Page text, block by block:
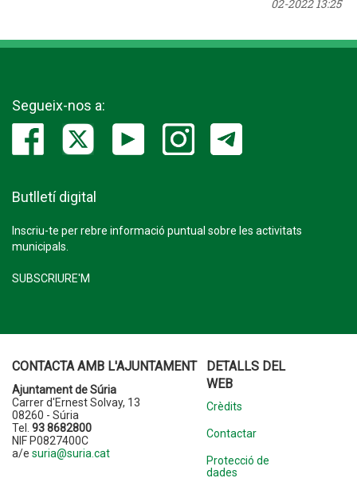
02-2022 13:25
Segueix-nos a:
Butlletí digital
Inscriu-te per rebre informació puntual sobre les activitats
municipals.
SUBSCRIURE'M
CONTACTA AMB L'AJUNTAMENT
Ajuntament de Súria
Carrer d'Ernest Solvay, 13
08260 - Súria
Tel. 93 8682800
NIF P0827400C
a/e suria@suria.cat
DETALLS DEL
WEB
Crèdits
Contactar
Protecció de
dades